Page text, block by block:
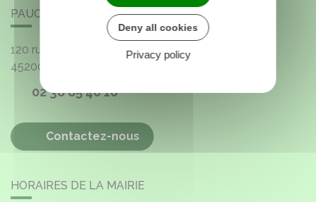
PAUCOURT
120 rue de l'Église
45200
02 38 85 40 16
Contactez-nous
HORAIRES DE LA MAIRIE
Deny all cookies
Privacy policy